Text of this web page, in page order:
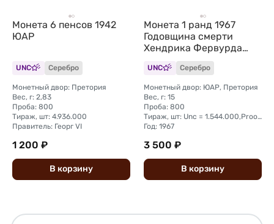
Монета 6 пенсов 1942
ЮАР
UNC Серебро
Монетный двор: Претория
Вес, г: 2,83
Проба: 800
Тираж, шт: 4.936.000
Правитель: Георг VI
1 200 ₽
В корзину
Монета 1 ранд 1967
Годовщина смерти
Хендрика Фервурда
SUID ЮАР
UNC Серебро
Монетный двор: ЮАР, Претория
Вес, г: 15
Проба: 800
Тираж, шт: Unc = 1.544.000,Proof = 25.000
Год: 1967
3 500 ₽
В корзину